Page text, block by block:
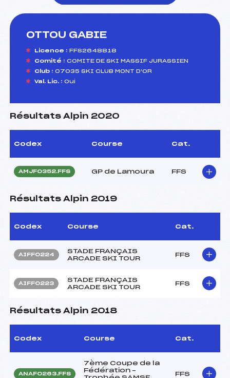
OTTOU GABIE
Licence : FFS2648818
Comité : COMITE DE SKI MASSIF JURASSIEN
Club : 07035 SKI CLUB MONT D'OR
Val. Lic. : Oui
Résultats Alpin 2020
Codex Course Cat.
AMJF0352.FFS GP de Lamoura FFS
Résultats Alpin 2019
Codex Course Cat.
AIFF0224
STADE FRANÇAIS
ARCADE SKI TOUR
FFS
AIFF0223
STADE FRANÇAIS
ARCADE SKI TOUR
FFS
Résultats Alpin 2018
Codex Course Cat.
ANAF0263.FFS
7ème Coupe de la
Fédération –
FFS